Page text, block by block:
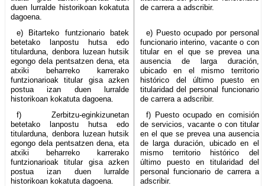
duen lurralde historikoan kokatuta
dagoena.
de carrera a adscribir.
e) Bitarteko funtzionario batek
betetako lanpostu hutsa edo
titularduna, denbora luzean hutsik
egongo dela pentsatzen dena, eta
atxiki beharreko karrerako
funtzionarioak titular gisa azken
postua izan duen lurralde
historikoan kokatuta dagoena.
e) Puesto ocupado por personal
funcionario interino, vacante o con
titular en el que se prevea una
ausencia de larga duración,
ubicado en el mismo territorio
histórico del último puesto en
titularidad del personal funcionario
de carrera a adscribir.
f) Zerbitzu-eginkizunetan
betetako lanpostu hutsa edo
titularduna, denbora luzean hutsik
egongo dela pentsatzen dena, eta
atxiki beharreko karrerako
funtzionarioak titular gisa azken
postua izan duen lurralde
historikoan kokatuta dagoena.
f) Puesto ocupado en comisión
de servicios, vacante o con titular
en el que se prevea una ausencia
de larga duración, ubicado en el
mismo territorio histórico del
último puesto en titularidad del
personal funcionario de carrera a
adscribir.